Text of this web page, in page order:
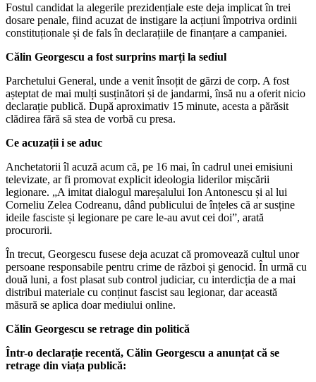
Fostul candidat la alegerile prezidențiale este deja implicat în trei
dosare penale, fiind acuzat de instigare la acțiuni împotriva ordinii
constituționale și de fals în declarațiile de finanțare a campaniei.
Călin Georgescu a fost surprins marți la sediul
Parchetului General, unde a venit însoțit de gărzi de corp. A fost
așteptat de mai mulți susținători și de jandarmi, însă nu a oferit nicio
declarație publică. După aproximativ 15 minute, acesta a părăsit
clădirea fără să stea de vorbă cu presa.
Ce acuzații i se aduc
Anchetatorii îl acuză acum că, pe 16 mai, în cadrul unei emisiuni
televizate, ar fi promovat explicit ideologia liderilor mișcării
legionare. „A imitat dialogul mareșalului Ion Antonescu și al lui
Corneliu Zelea Codreanu, dând publicului de înțeles că ar susține
ideile fasciste și legionare pe care le-au avut cei doi”, arată
procurorii.
În trecut, Georgescu fusese deja acuzat că promovează cultul unor
persoane responsabile pentru crime de război și genocid. În urmă cu
două luni, a fost plasat sub control judiciar, cu interdicția de a mai
distribui materiale cu conținut fascist sau legionar, dar această
măsură se aplica doar mediului online.
Călin Georgescu se retrage din politică
Într-o declarație recentă, Călin Georgescu a anunțat că se
retrage din viața publică: